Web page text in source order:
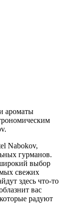
ароматы
Nabokov,
гурманов.
выбор
свежих
здесь что-то
вас
радуют